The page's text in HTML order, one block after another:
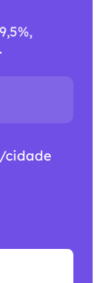
cidade